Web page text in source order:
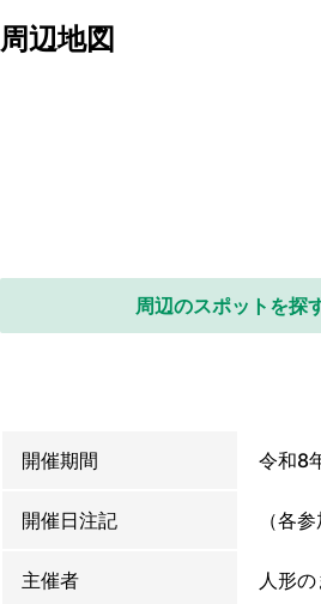
周辺地図
周辺のスポットを探
開催期間 令和8
開催日注記 （各
主催者 人形